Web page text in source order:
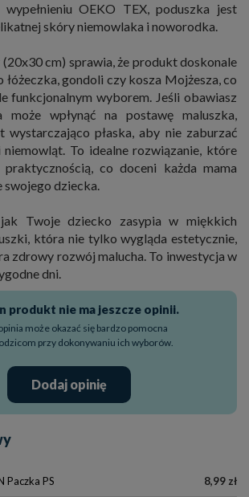
wypełnieniu OEKO TEX, poduszka jest
skóry niemowlaka i noworodka.
cm) sprawia, że produkt doskonale
łóżeczka, gondoli czy kosza Mojżesza, co
funkcjonalnym wyborem. Jeśli obawiasz
może wpłynąć na postawę maluszka,
wystarczająco płaska, aby nie zaburzać
To idealne rozwiązanie, które
co doceni każda mama
swojego dziecka.
Twoje dziecko zasypia w miękkich
która nie tylko wygląda estetycznie,
zdrowy rozwój malucha. To inwestycja w
dni.
produkt nie ma jeszcze opinii.
może okazać się bardzo pomocna
przy dokonywaniu ich wyborów.
Dodaj opinię
Paczka PS 8,99 zł